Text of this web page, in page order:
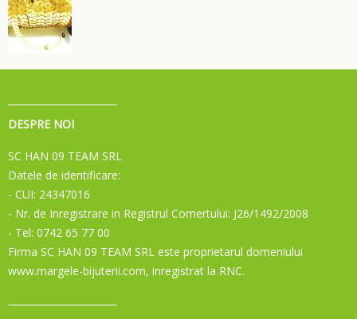
DESPRE NOI
SC HAN 09 TEAM SRL
Datele de identificare:
- CUI: 24347016
- Nr. de Inregistrare in Registrul Comertului: J26/1492/2008
- Tel: 0742 65 77 00
Firma SC HAN 09 TEAM SRL este proprietarul domeniului
www.margele-bijuterii.com, inregistrat la RNC.